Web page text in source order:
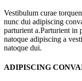
Vestibulum curae
nunc dui adipiscing
parturient a.Parturient in
natoque adipiscing a
natoque dui.
ADIPISCING